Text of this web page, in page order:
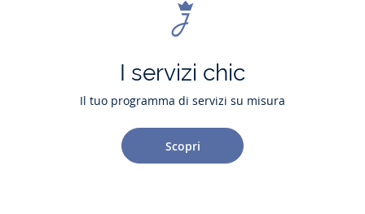
I servizi chic
Il tuo programma di servizi su misura
Scopri